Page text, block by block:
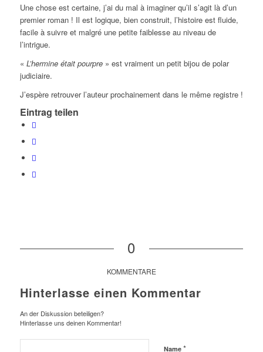
Une chose est certaine, j’ai du mal à imaginer qu’il s’agit là d’un
premier roman ! Il est logique, bien construit, l’histoire est fluide,
facile à suivre et malgré une petite faiblesse au niveau de
l’intrigue.
« L’hermine était pourpre» est vraiment un petit bijou de polar
judiciaire.
J’espère retrouver l’auteur prochainement dans le même registre !
Eintrag teilen
0
KOMMENTARE
Hinterlasse einen Kommentar
An der Diskussion beteiligen?
Hinterlasse uns deinen Kommentar!
Name *